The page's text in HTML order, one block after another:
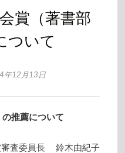
賞（著書部
ついて
年12月13日
推薦について
審査委員長 鈴木由紀子